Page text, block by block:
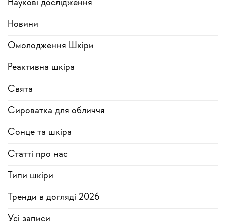
Наукові дослідження
Новини
Омолодження Шкіри
Реактивна шкіра
Свята
Сироватка для обличчя
Сонце та шкіра
Статті про нас
Типи шкіри
Тренди в догляді 2026
Усi записи